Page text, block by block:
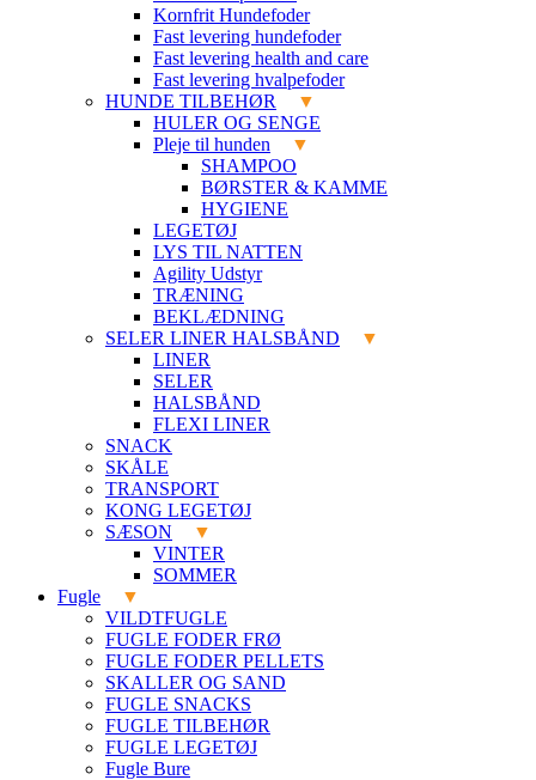
Kornfrit Hundefoder
Fast levering hundefoder
Fast levering health and care
Fast levering hvalpefoder
HUNDE TILBEHØR
HULER OG SENGE
Pleje til hunden
SHAMPOO
BØRSTER & KAMME
HYGIENE
LEGETØJ
LYS TIL NATTEN
Agility Udstyr
TRÆNING
BEKLÆDNING
SELER LINER HALSBÅND
LINER
SELER
HALSBÅND
FLEXI LINER
SNACK
SKÅLE
TRANSPORT
KONG LEGETØJ
SÆSON
VINTER
SOMMER
Fugle
VILDTFUGLE
FUGLE FODER FRØ
FUGLE FODER PELLETS
SKALLER OG SAND
FUGLE SNACKS
FUGLE TILBEHØR
FUGLE LEGETØJ
Fugle Bure